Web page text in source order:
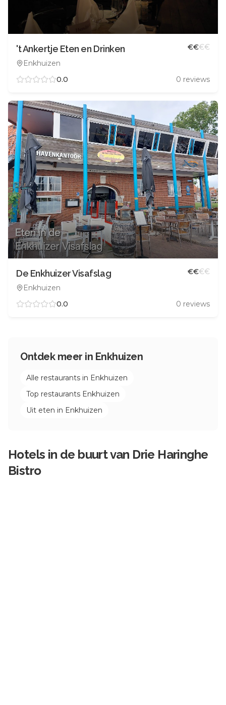
't Ankertje Eten en Drinken
Enkhuizen
€€€€
0.0 0 reviews
De Enkhuizer Visafslag
Enkhuizen
€€€€
0.0 0 reviews
Ontdek meer in Enkhuizen
Alle restaurants in Enkhuizen
Top restaurants Enkhuizen
Uit eten in Enkhuizen
Hotels in de buurt van Drie Haringhe
Bistro